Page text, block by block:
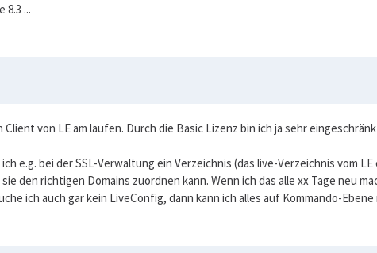
8.3 ...
von LE am laufen. Durch die Basic Lizenz bin ich ja sehr
e.g. bei der SSL-Verwaltung ein Verzeichnis (das live-Verzeichnis
den richtigen Domains zuordnen kann. Wenn ich das alle xx Tage neu
ich auch gar kein LiveConfig, dann kann ich alles auf Kommando-Ebene